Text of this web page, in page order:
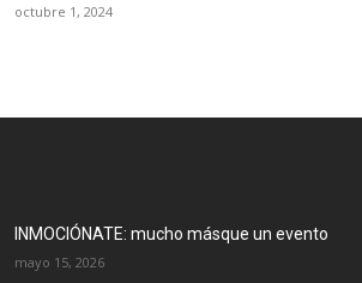
octubre 1, 2024
INMOCIÓNATE: mucho másque un evento
mayo 15, 2026